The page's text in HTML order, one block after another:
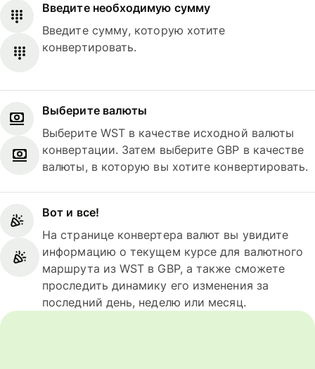
Введите необходимую сумму
Введите сумму, которую хотите
конвертировать.
Выберите валюты
Выберите WST в качестве исходной валюты
конвертации. Затем выберите GBP в качестве
валюты, в которую вы хотите конвертировать.
Вот и все!
На странице конвертера валют вы увидите
информацию о текущем курсе для валютного
маршрута из WST в GBP, а также сможете
проследить динамику его изменения за
последний день, неделю или месяц.